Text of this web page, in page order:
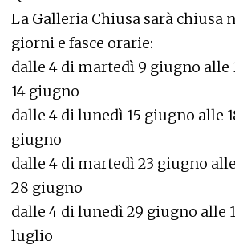
La Galleria Chiusa sarà chiusa
giorni e fasce orarie:
dalle 4 di martedì 9 giugno alle
14 giugno
dalle 4 di lunedì 15 giugno alle
giugno
dalle 4 di martedì 23 giugno
28 giugno
dalle 4 di lunedì 29 giugno alle
luglio